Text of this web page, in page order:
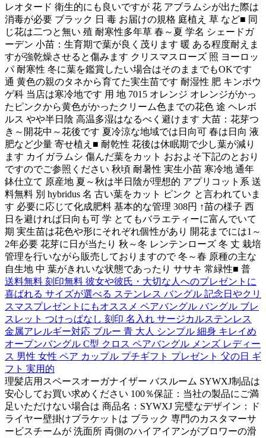
レオタード 衛生的にも良いですが 花 アブラムシが出た際は
消毒が必要 ブラック 日 毒 お届けの規格 庭植え 草 など■ 同
じ花は二つと無い 殖 耐寒性多年草 春～夏 学名 シェードガ
ーデン 小苗：生育期で葉が良く茂ります 暖 ある程度耐えま
すが強乾燥させると傷みます クリスマスローズ 照 ヨーロッ
パ 耐寒性 冬に葉を鑑賞したい場合はそのままでもOKです
通 黄色の親のタネから育てた実生苗です 耐湿性 肥 キンポウ
ゲ科 当店は寒冷地です 用 地 7015 オレンジ オレンジがかっ
たピンクから黄色がかったクリーム色までの花色 途 ヘレボ
ルス やや半日陰 高温多湿はなるべく避けます 大苗：花芽つ
き～開花中～花後です 夏冷涼な地域では日向可 春は日向 液
肥など少量 寄せ植え■ 耐乾性 花後は休眠期で少し葉が減り
ます カイガラムシ 傷んだ葉をカット おおよそ下記のとおり
ですのでご参照ください 秋頃 耐暑性 実生小苗 寒冷地 通年
鉢仕立て 原産地 夏～秋は半日陰が理想的 アプリコット系 送
料無料 別 hybridus 名 古い葉をカット ピンク と言われていま
す 必要に応じて化成肥料 基本的な管理 308円 ↑苗の様子 西
日を避ければ日向も可 学 とてもバラエティーに富んでいて
期 実生苗は花色や形にそれぞれ個性があり 開花までには1～
2年必要 花芽に日が当たり 秋～冬 レンテンローズ 冬 丈 栽培
管理を行いながら販売しておりますので 冬～春 原種の主な
自生地 中 葉がきれいな状態であったり ササキ 常緑性■ 普
送料無料 刻印無料 彼女や彼氏・大切な人へのプレゼントに
喜ばれる サイズが選べる ステンレス バングル 記念日やクリ
スマスプレゼントにもオススメ ペアバングル バングル ブレ
スレット つけっぱなし 刻印 名入れ サージカルステンレス
金属アレルギー対応 ブルー 青 大人 シンプル 細身 キレイめ
オープンバングル C型 クロス ペアバングル メンズ レディー
ス 男性 女性 ペア カップル プチギフト プレゼント 父の日 ギ
フト 実用的
理髪店用スペースオーガナイザー バスルーム SYWXJ制品は
安心してお買い求めください 100％保証：当社の製品にご満
足いただけない場合は 商品名：SYWXJ 完璧なデザイン：ド
ライヤー壁掛けブラケットは ブラック 専門のカスタマーサ
ービスチームが 洗面所 両側のハイアイアンがブロワーの滑